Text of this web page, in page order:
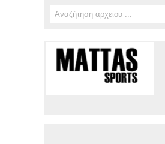
Φόρμα αναζήτησης
Αναζήτηση